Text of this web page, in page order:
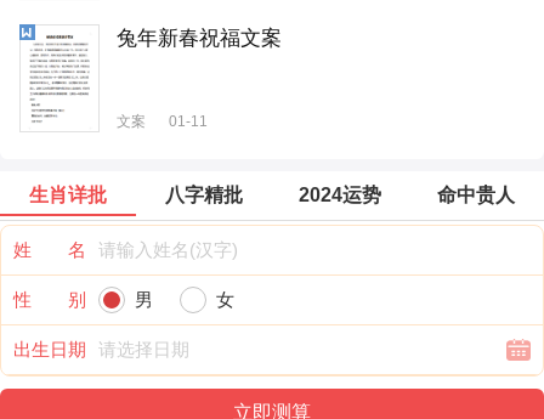
兔年新春祝福文案
文案 01-11
生肖详批 八字精批 2024运势 命中贵人
姓 名
性 别 男 女
出生日期